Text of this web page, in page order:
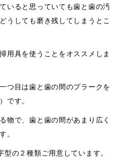
いると思っていても歯と歯の汚
うしても磨き残してしまうとこ
用具を使うことをオススメしま
つ目は歯と歯の間のプラークを
です。
物で、歯と歯の間があまり広く
。
の２種類ご用意しています。